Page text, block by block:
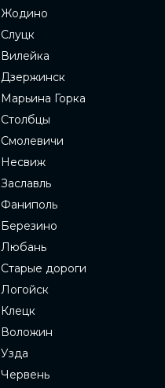
Жодино
Слуцк
Вилейка
Дзержинск
Марьина Горка
Столбцы
Смолевичи
Несвиж
Заславль
Фаниполь
Березино
Любань
Старые дороги
Логойск
Клецк
Воложин
Узда
Червень